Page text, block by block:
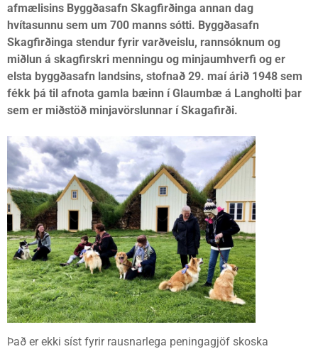
afmælisins Byggðasafn Skagfirðinga annan dag
hvítasunnu sem um 700 manns sótti. Byggðasafn
Skagfirðinga stendur fyrir varðveislu, rannsóknum og
miðlun á skagfirskri menningu og minjaumhverfi og er
elsta byggðasafn landsins, stofnað 29. maí árið 1948 sem
fékk þá til afnota gamla bæinn í Glaumbæ á Langholti þar
sem er miðstöð minjavörslunnar í Skagafirði.
Það er ekki síst fyrir rausnarlega peningagjöf skoska